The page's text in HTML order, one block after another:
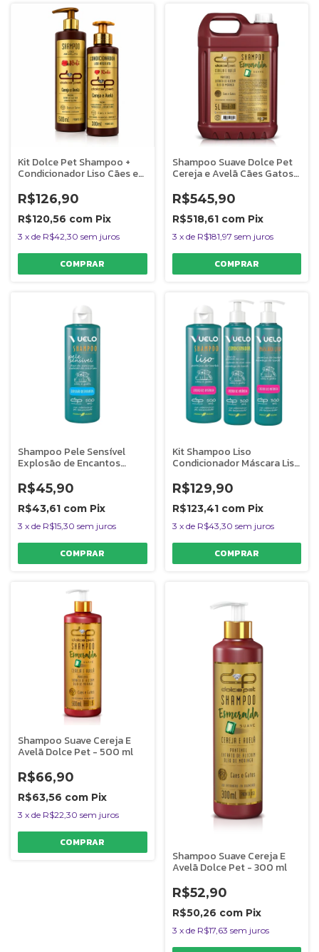
Kit Dolce Pet Shampoo +
Condicionador Liso Cães e
R$126,90
R$120,56 com Pix
3 x de R$42,30 sem juros
Shampoo Suave Dolce Pet
Cereja e Avelã Cães Gatos
R$545,90
R$518,61 com Pix
3 x de R$181,97 sem juros
Shampoo Pele Sensível
Explosão de Encantos
Gatos - 500 ml
R$45,90
R$43,61 com Pix
3 x de R$15,30 sem juros
Kit Shampoo Liso
Condicionador Máscara Liso
Cães
R$129,90
R$123,41 com Pix
3 x de R$43,30 sem juros
Shampoo Suave Cereja E
Avelã Dolce Pet - 500 ml
R$66,90
R$63,56 com Pix
3 x de R$22,30 sem juros
Shampoo Suave Cereja E
Avelã Dolce Pet - 300 ml
R$52,90
R$50,26 com Pix
3 x de R$17,63 sem juros